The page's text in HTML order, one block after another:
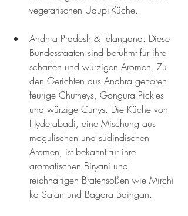
vegetarischen Udupi-Küche.
Andhra Pradesh & Telangana: Diese
Bundesstaaten sind berühmt für ihre
scharfen und würzigen Aromen. Zu
den Gerichten aus Andhra gehören
feurige Chutneys, Gongura Pickles
und würzige Currys. Die Küche von
Hyderabadi, eine Mischung aus
mogulischen und südindischen
Aromen, ist bekannt für ihre
aromatischen Biryani und
reichhaltigen Bratensoßen wie Mirchi
ka Salan und Bagara Baingan.